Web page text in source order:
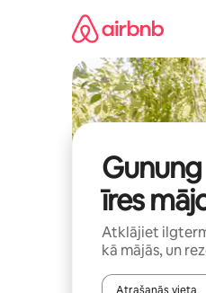
īres
Atklājiet
kā mājās, un